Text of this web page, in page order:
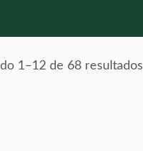
1–12 de 68 resultados